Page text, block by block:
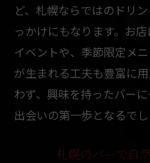
ど、札幌ならではのドリ
っかけにもなります。お
イベントや、季節限定メ
が生まれる工夫も豊富に
わず、興味を持ったバー
出会いの第一歩となるでし
札幌のバーで自